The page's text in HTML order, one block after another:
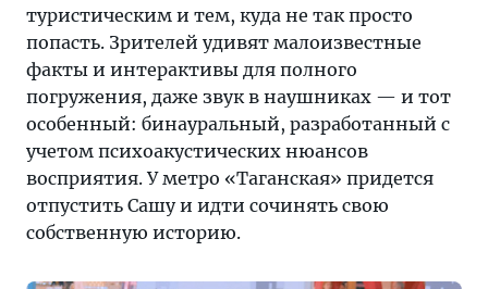
туристическим и тем, куда не так просто
попасть. Зрителей удивят малоизвестные
факты и интерактивы для полного
погружения, даже звук в наушниках — и тот
особенный: бинауральный, разработанный с
учетом психоакустических нюансов
восприятия. У метро «Таганская» придется
отпустить Сашу и идти сочинять свою
собственную историю.